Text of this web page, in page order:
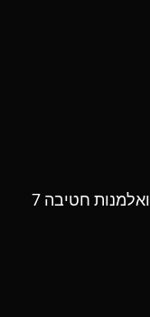
חטיבה 7